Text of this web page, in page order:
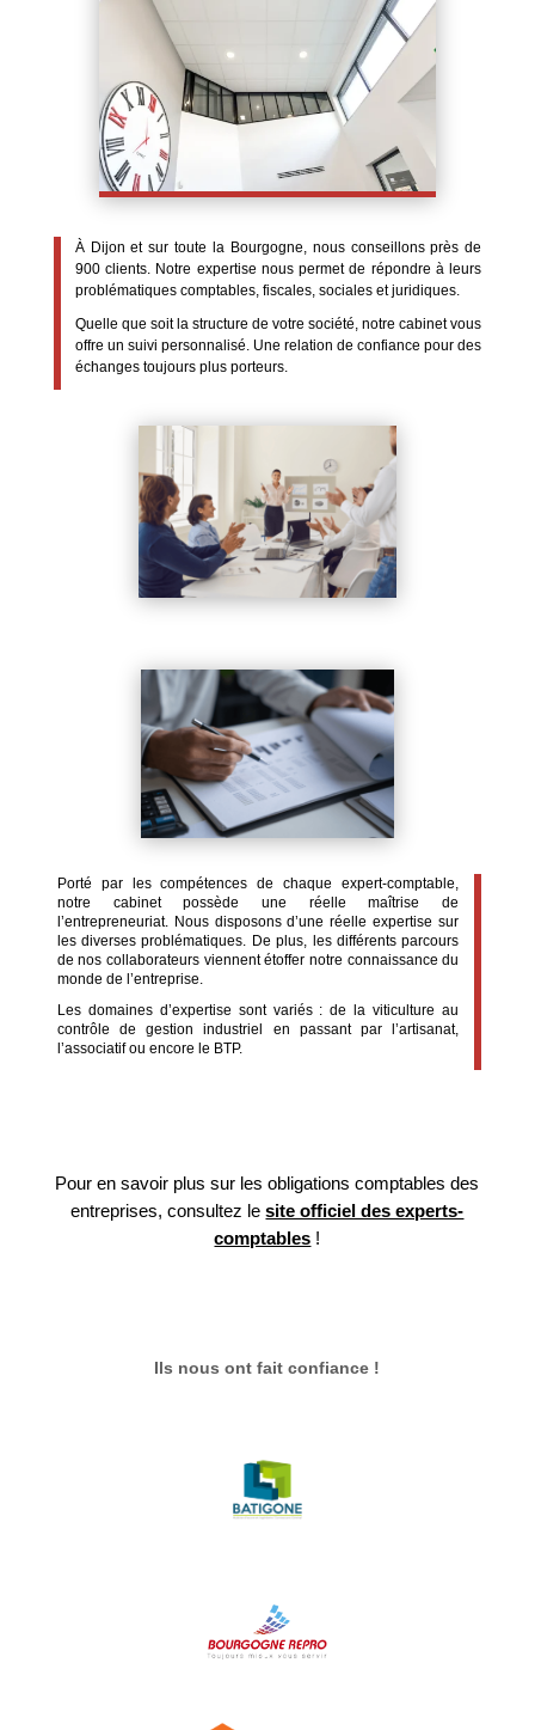
À Dijon et sur toute la Bourgogne, nous conseillons près de
900 clients. Notre expertise nous permet de répondre à leurs
problématiques comptables, fiscales, sociales et juridiques.
Quelle que soit la structure de votre société, notre cabinet vous
offre un suivi personnalisé. Une relation de confiance pour des
échanges toujours plus porteurs.
Porté par les compétences de chaque expert-comptable,
notre cabinet possède une réelle maîtrise de
l’entrepreneuriat. Nous disposons d’une réelle expertise sur
les diverses problématiques. De plus, les différents parcours
de nos collaborateurs viennent étoffer notre connaissance du
monde de l’entreprise.
Les domaines d’expertise sont variés : de la viticulture au
contrôle de gestion industriel en passant par l’artisanat,
l’associatif ou encore le BTP.
Pour en savoir plus sur les obligations comptables des
entreprises, consultez lesite officiel des experts-
comptables !
Ils nous ont fait confiance !